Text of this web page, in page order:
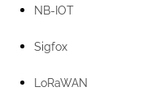
NB-IOT
Sigfox
LoRaWAN